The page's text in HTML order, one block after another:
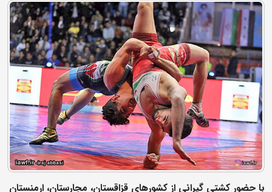
با حضور کشتی گیرانی از کشورهای قزاقستان، مجارستان، ارمنستان